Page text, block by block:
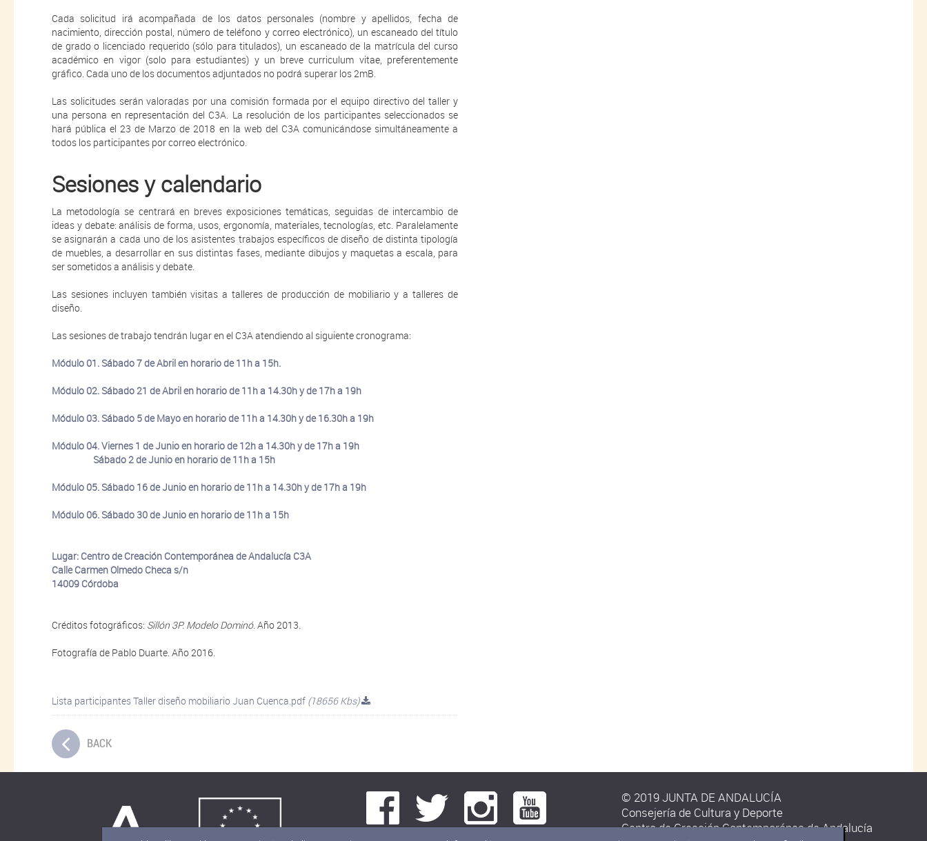
Cada solicitud irá acompañada de los datos personales (nombre y apellidos, fecha de
nacimiento, dirección postal, número de teléfono y correo electrónico), un escaneado del título
de grado o licenciado requerido (sólo para titulados), un escaneado de la matrícula del curso
académico en vigor (solo para estudiantes) y un breve curriculum vitae, preferentemente
gráfico. Cada uno de los documentos adjuntados no podrá superar los 2mB.
Las solicitudes serán valoradas por una comisión formada por el equipo directivo del taller y
una persona en representación del C3A. La resolución de los participantes seleccionados se
hará pública el 23 de Marzo de 2018 en la web del C3A comunicándose simultáneamente a
todos los participantes por correo electrónico.
Sesiones y calendario
La metodología se centrará en breves exposiciones temáticas, seguidas de intercambio de
ideas y debate: análisis de forma, usos, ergonomía, materiales, tecnologías, etc. Paralelamente
se asignarán a cada uno de los asistentes trabajos específicos de diseño de distinta tipología
de muebles, a desarrollar en sus distintas fases, mediante dibujos y maquetas a escala, para
ser sometidos a análisis y debate.
Las sesiones incluyen también visitas a talleres de producción de mobiliario y a talleres de
diseño.
Las sesiones de trabajo tendrán lugar en el C3A atendiendo al siguiente cronograma:
Módulo 01. Sábado 7 de Abril en horario de 11h a 15h.
Módulo 02. Sábado 21 de Abril en horario de 11h a 14.30h y de 17h a 19h
Módulo 03. Sábado 5 de Mayo en horario de 11h a 14.30h y de 16.30h a 19h
Módulo 04. Viernes 1 de Junio en horario de 12h a 14.30h y de 17h a 19h
Sábado 2 de Junio en horario de 11h a 15h
Módulo 05. Sábado 16 de Junio en horario de 11h a 14.30h y de 17h a 19h
Módulo 06. Sábado 30 de Junio en horario de 11h a 15h
Lugar: Centro de Creación Contemporánea de Andalucía C3A
Calle Carmen Olmedo Checa s/n
14009 Córdoba
Créditos fotográficos: Sillón 3P. Modelo Dominó.Año 2013.
Fotografía de Pablo Duarte. Año 2016.
Lista participantes Taller diseño mobiliario Juan Cuenca.pdf (18656 Kbs)
BACK
© 2019 JUNTA DE ANDALUCÍA
Consejería de Cultura y Deporte
Centro de Creación Contemporánea de Andalucía